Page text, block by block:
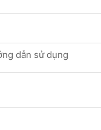
dẫn sử dụng